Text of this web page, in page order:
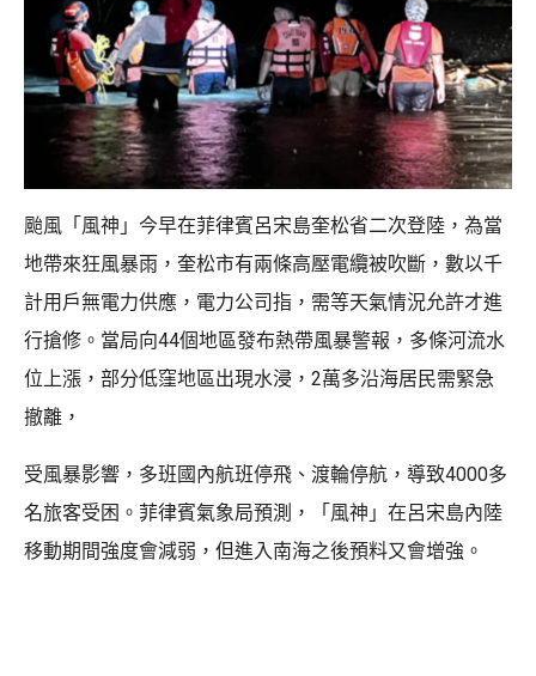
颱風「風神」今早在菲律賓呂宋島奎松省二次登陸，為當
地帶來狂風暴雨，奎松市有兩條高壓電纜被吹斷，數以千
計用戶無電力供應，電力公司指，需等天氣情況允許才進
行搶修。當局向44個地區發布熱帶風暴警報，多條河流水
位上漲，部分低窪地區出現水浸，2萬多沿海居民需緊急
撤離，
受風暴影響，多班國內航班停飛、渡輪停航，導致4000多
名旅客受困。菲律賓氣象局預測，「風神」在呂宋島內陸
移動期間強度會減弱，但進入南海之後預料又會增強。